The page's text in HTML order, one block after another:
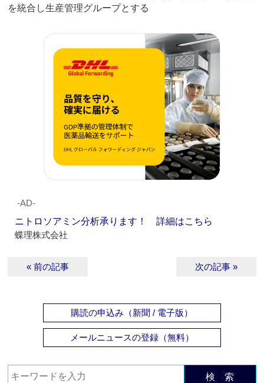
を統合し生産管理グループとする
‐AD‐
ニトロソアミン分析承ります！ 詳細はこちら
蝶理株式会社
« 前の記事 次の記事 »
購読の申込み（新聞 / 電子版）
メールニュースの登録（無料）
検 索